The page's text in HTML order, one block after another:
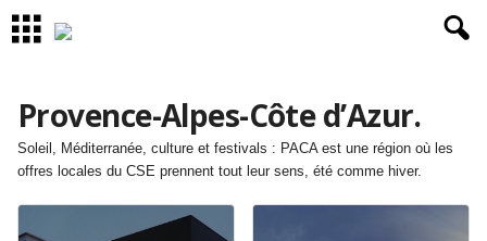
Provence-Alpes-Côte d’Azur.
Soleil, Méditerranée, culture et festivals : PACA est une région où les
offres locales du CSE prennent tout leur sens, été comme hiver.